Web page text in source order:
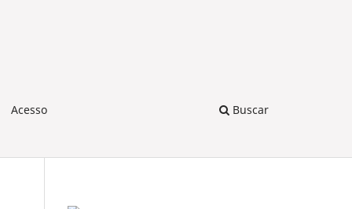
Acesso Buscar